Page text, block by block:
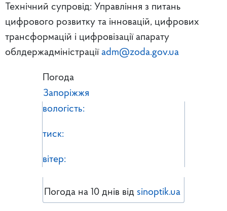
Технічний супровід: Управління з питань
цифрового розвитку та інновацій, цифрових
трансформацій і цифровізації апарату
облдержадміністрації adm@zoda.gov.ua
Погода
Запоріжжя
вологість:
тиск:
вітер:
Погода на 10 днів від sinoptik.ua